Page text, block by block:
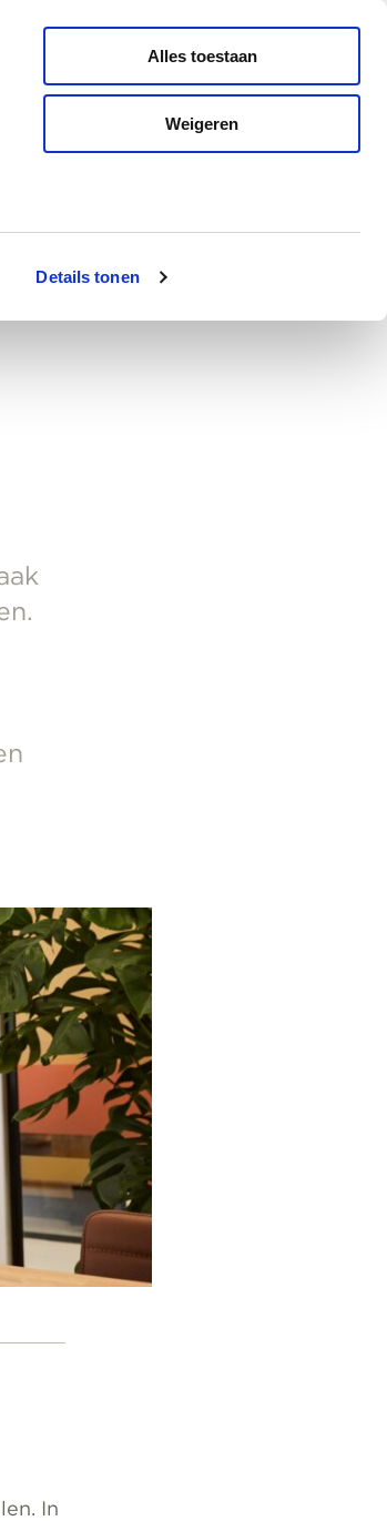
Details tonen
Alles toestaan
Weigeren
ONDERHOUD
MELD TICKET
CAREERS
In